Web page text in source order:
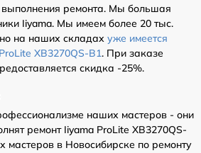
ремонта. Мы большая
Iiyama. Мы имеем более 20 тыс.
на наших складах уже имеется
XB3270QS-B1. При заказе
скидка -25%.
наших мастеров - они
ремонт Iiyama ProLite XB3270QS-
в Новосибирске по ремонту